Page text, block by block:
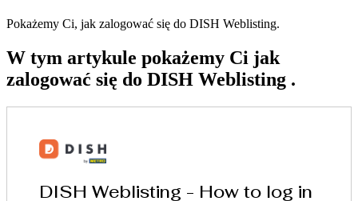
Pokażemy Ci, jak zalogować się do DISH Weblisting.
W tym artykule pokażemy Ci jak
zalogować się do DISH Weblisting .